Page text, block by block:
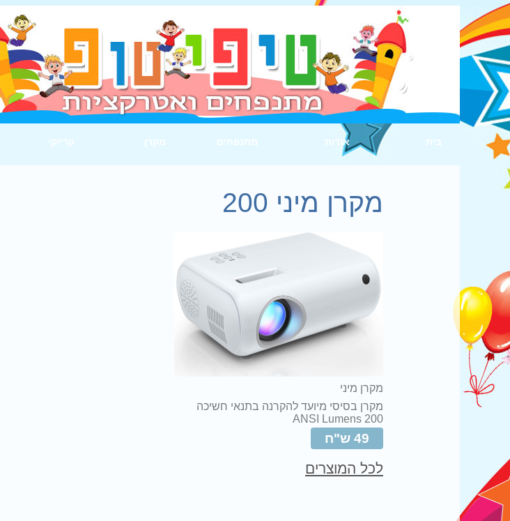
בית אודות מתנפחים מקרן קריוקי
מקרן מיני 200
מקרן מיני
מקרן בסיסי מיועד להקרנה בתנאי חשיכה
200 ANSI Lumens
49 ש"ח
לכל המוצרים